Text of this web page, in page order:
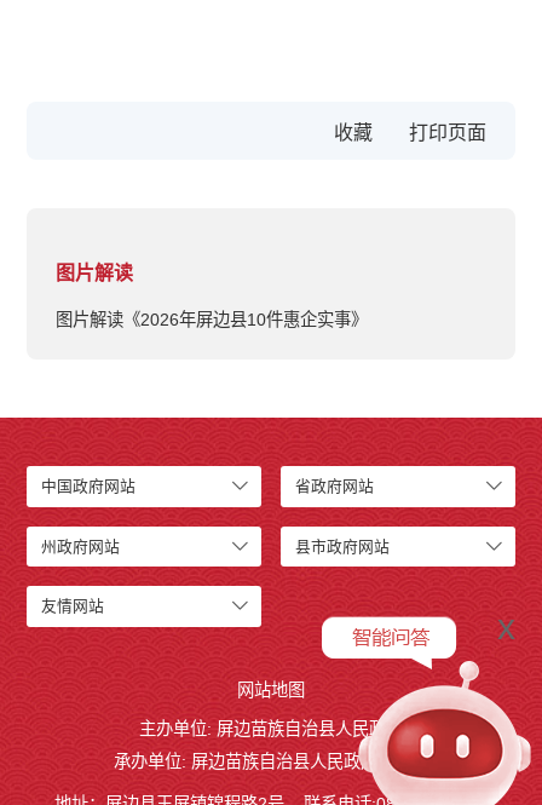
收藏
图片解读
图片解读《2026年屏边县10件惠企实事》
中国政府网站 省政府网站
州政府网站 县市政府网站
友情网站
网站地图
主办单位: 屏边苗族自治县人民政府
承办单位: 屏边苗族自治县人民政府办公室
x